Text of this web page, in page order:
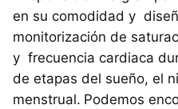
en su comodidad y
monitorización de
y frecuencia cardiaca
de etapas del sueño, el
menstrual. Podemos